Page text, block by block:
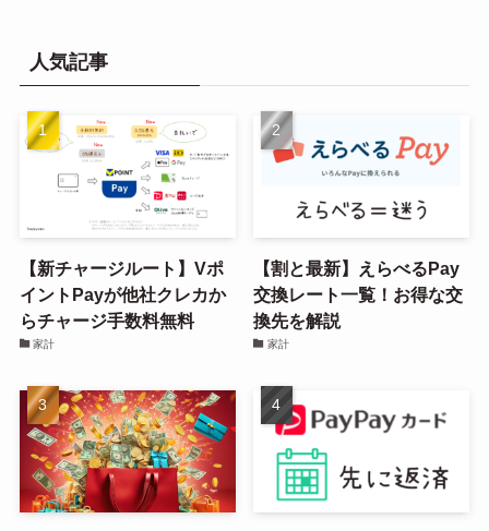
人気記事
【新チャージルート】Vポ
イントPayが他社クレカか
らチャージ手数料無料
家計
【割と最新】えらべるPay
交換レート一覧！お得な交
換先を解説
家計